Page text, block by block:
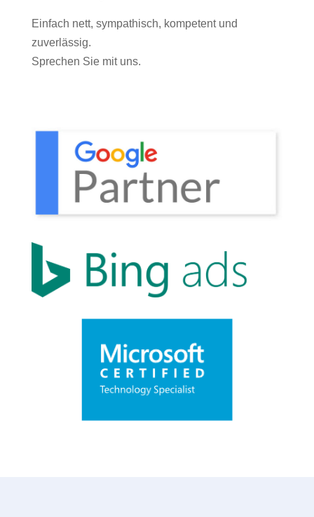
Einfach nett, sympathisch, kompetent und
zuverlässig.
Sprechen Sie mit uns.